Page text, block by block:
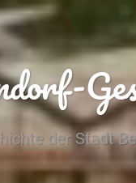
der Stadt